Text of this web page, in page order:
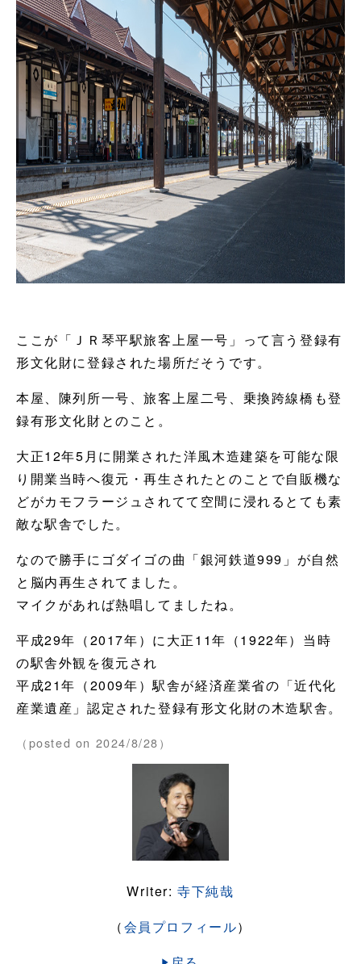
ここが「ＪＲ琴平駅旅客上屋一号」って言う登録有
形文化財に登録された場所だそうです。
本屋、陳列所一号、旅客上屋二号、乗換跨線橋も登
録有形文化財とのこと。
大正12年5月に開業された洋風木造建築を可能な限
り開業当時へ復元・再生されたとのことで自販機な
どがカモフラージュされてて空間に浸れるとても素
敵な駅舎でした。
なので勝手にゴダイゴの曲「銀河鉄道999」が自然
と脳内再生されてました。
マイクがあれば熱唱してましたね。
平成29年（2017年）に大正11年（1922年）当時
の駅舎外観を復元され
平成21年（2009年）駅舎が経済産業省の「近代化
産業遺産」認定された登録有形文化財の木造駅舎。
（posted on 2024/8/28）
Writer:寺下純哉
（会員プロフィール）